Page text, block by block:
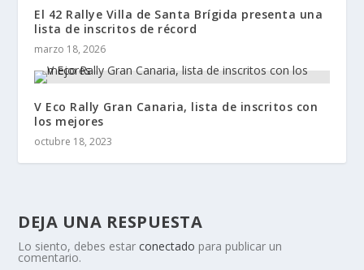
El 42 Rallye Villa de Santa Brígida presenta una
lista de inscritos de récord
marzo 18, 2026
V Eco Rally Gran Canaria, lista de inscritos con
los mejores
octubre 18, 2023
DEJA UNA RESPUESTA
Lo siento, debes estarconectado para publicar un
comentario.